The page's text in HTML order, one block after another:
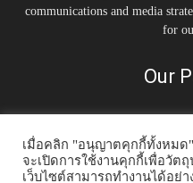
communications and media
for
Our
เมื่อคลิก "อนุญาตคุกกี้ทั้งหมด
จะเปิดการใช้งานคุกกี้เพื่อวัต
เว็บไซต์สามารถทำงานได้อย่